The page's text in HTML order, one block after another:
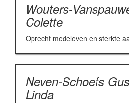
Wouters-
Colette
Oprecht medeleven en sterkte
Neven-Schoefs
Linda